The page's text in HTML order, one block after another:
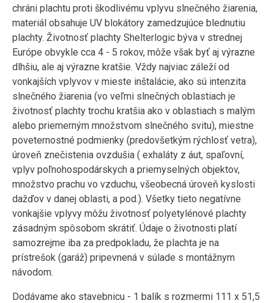
chráni plachtu proti škodlivému vplyvu slnečného žiarenia,
materiál obsahuje UV blokátory zamedzujúce blednutiu
plachty. Životnosť plachty Shelterlogic býva v strednej
Európe obvykle cca 4 - 5 rokov, môže však byť aj výrazne
dlhšiu, ale aj výrazne kratšie. Vždy najviac záleží od
vonkajších vplyvov v mieste inštalácie, ako sú intenzita
slnečného žiarenia (vo veľmi slnečných oblastiach je
životnosť plachty trochu kratšia ako v oblastiach s malým
alebo priemerným množstvom slnečného svitu), miestne
poveternostné podmienky (predovšetkým rýchlosť vetra),
úroveň znečistenia ovzdušia ( exhaláty z áut, spaľovní,
vplyv poľnohospodárskych a priemyselných objektov,
množstvo prachu vo vzduchu, všeobecná úroveň kyslosti
dažďov v danej oblasti, a pod.). Všetky tieto negatívne
vonkajšie vplyvy môžu životnosť polyetylénové plachty
zásadným spôsobom skrátiť. Údaje o životnosti platí
samozrejme iba za predpokladu, že plachta je na
prístrešok (garáž) pripevnená v súlade s montážnym
návodom.
Dodávame ako stavebnicu - 1 balík s rozmermi 111 x 51,5